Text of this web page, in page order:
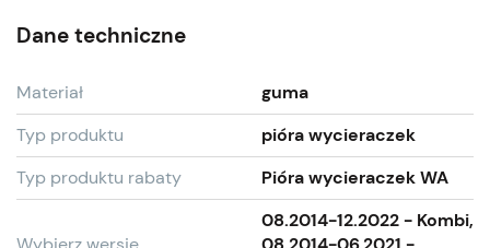
Dane techniczne
Materiał
guma
Typ produktu
pióra wycieraczek
Typ produktu rabaty
Pióra wycieraczek WA
08.2014-12.2022 - Kombi,